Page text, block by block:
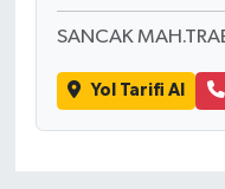
SANCAK
Yol Tarifi Al